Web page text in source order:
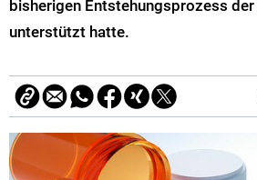
bisherigen Entstehungsprozess
unterstützt hatte.